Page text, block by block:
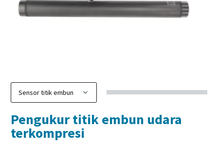
Pengukur titik embun udara
terkompresi